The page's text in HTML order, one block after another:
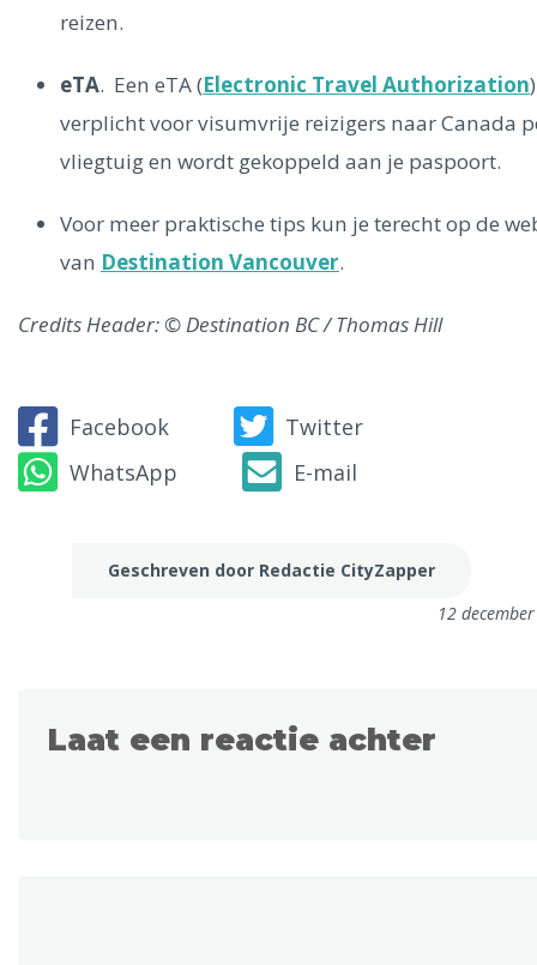
reizen.
eTA. Een eTA (Electronic Travel Authorization
verplicht voor visumvrije reizigers naar Canada
vliegtuig en wordt gekoppeld aan je paspoort.
Voor meer praktische tips kun je terecht op de
van Destination Vancouver.
Credits Header: © Destination BC / Thomas Hill
Facebook
Twitter
WhatsApp
E-mail
Geschreven door Redactie CityZapper
12
Laat een reactie achter